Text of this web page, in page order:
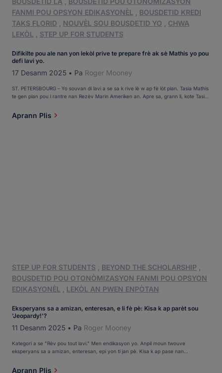
FANMI POU OPSYON EDIKASYONÈL
BOUSDETID KREDI
TAKS FLORID
NOUVÈL SOU BOUSDETID YO
CHWA
LEKÒL
STEP UP FOR STUDENTS
Difikilte pou ale nan yon lekòl prive te prepare frè ak sè Mathis yo pou
defi lavi yo.
17 Desanm 2025 • Pa Roger Mooney
ST. PETERSBOURG – Yo souvan di lavi a se sa k rive lè w ap fè lòt plan. Tasia Mathis
te gen plan pou l rantre nan Rezèv Marin Ameriken an. Apre sa, grann li, kote Tasia
ren. “Yo te siyen papye yo, men mwen pa t kapab li yo […]
Aprann Plis
STEP UP FOR STUDENTS BEYOND THE SCHOLARSHIP
BOUSDETID POU OTONÒMIZASYON FANMI POU OPSYON
EDIKASYONÈL
LEKÒL AN PWEN ENPÒTAN
Eksperyans sa a amizan, enteresan, e li fè pè: Kisa k ap parèt sou
'Jeopardy!'?
11 Desanm 2025 • Pa Roger Mooney
Kategori a se "Rèv pou tout lavi." Men endikasyon yo. Anpil moun twouve
eksperyans sa a amizan, enteresan, epi yon ti jan pè. Kisa k ap pase nan
Catholic School, yon lekòl pawasyal K-8 nan Jacksonville. Depi tout tan Michael ka
Aprann Plis